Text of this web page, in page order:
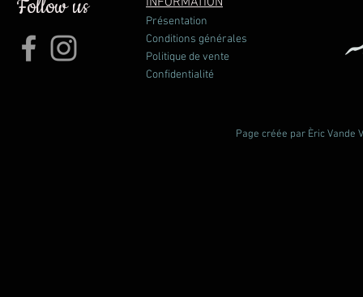
Follow us
Présentation
Conditions générales
Politique de vente
Confidentialité
Page créée par Èric Vande